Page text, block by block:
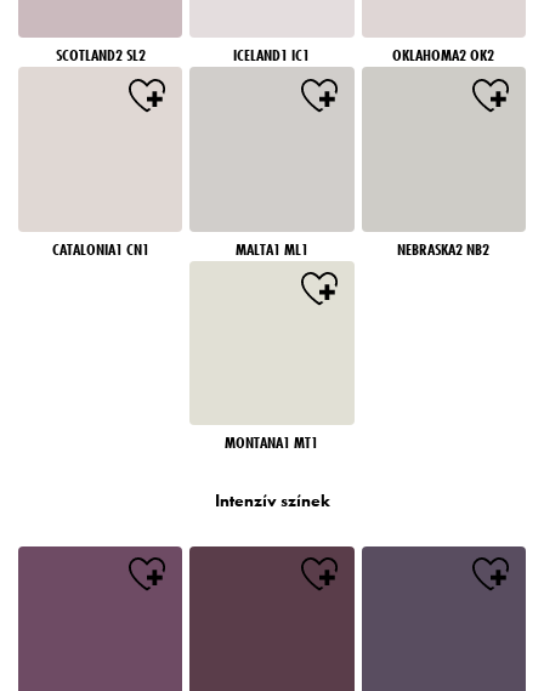
SCOTLAND2 SL2 ICELAND1 IC1 OKLAHOMA2 OK2
CATALONIA1 CN1 MALTA1 ML1 NEBRASKA2 NB2
MONTANA1 MT1
Intenzív színek